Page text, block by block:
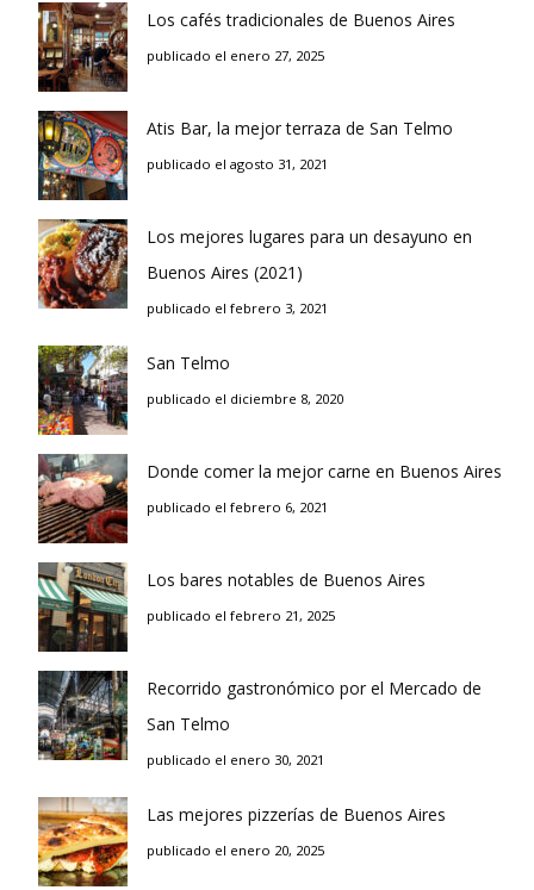
Los cafés tradicionales de Buenos Aires
publicado el enero 27, 2025
Atis Bar, la mejor terraza de San Telmo
publicado el agosto 31, 2021
Los mejores lugares para un desayuno en
Buenos Aires (2021)
publicado el febrero 3, 2021
San Telmo
publicado el diciembre 8, 2020
Donde comer la mejor carne en Buenos Aires
publicado el febrero 6, 2021
Los bares notables de Buenos Aires
publicado el febrero 21, 2025
Recorrido gastronómico por el Mercado de
San Telmo
publicado el enero 30, 2021
Las mejores pizzerías de Buenos Aires
publicado el enero 20, 2025